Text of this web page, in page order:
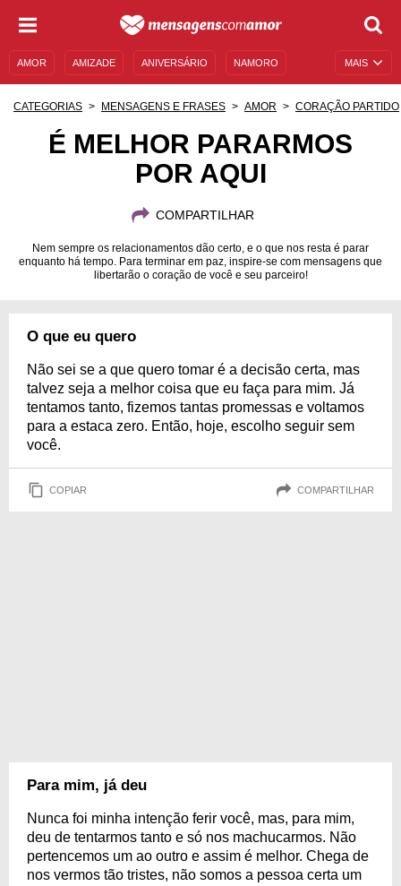
MAIS
AMOR AMIZADE ANIVERSÁRIO NAMORO
UNIVERSO FEMININO
MENSAGENS DE ANIVERSÁRIO
CATEGORIAS MENSAGENS E FRASES AMOR CORAÇÃO PARTIDO
É MELHOR PARARMOS
POR AQUI
COMPARTILHAR
Nem sempre os relacionamentos dão certo, e o que nos resta é parar
enquanto há tempo. Para terminar em paz, inspire-se com mensagens que
libertarão o coração de você e seu parceiro!
O que eu quero
Não sei se a que quero tomar é a decisão certa, mas
talvez seja a melhor coisa que eu faça para mim. Já
tentamos tanto, fizemos tantas promessas e voltamos
para a estaca zero. Então, hoje, escolho seguir sem
você.
COPIAR COMPARTILHAR
Para mim, já deu
Nunca foi minha intenção ferir você, mas, para mim,
deu de tentarmos tanto e só nos machucarmos. Não
pertencemos um ao outro e assim é melhor. Chega de
nos vermos tão tristes, não somos a pessoa certa um